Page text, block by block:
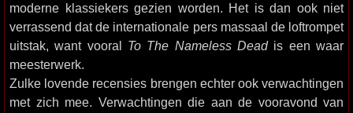
moderne klassiekers gezien worden. Het is dan ook niet
verrassend dat de internationale pers massaal de loftrompet
uitstak, want vooral To The Nameless Deadis een waar
meesterwerk.
Zulke lovende recensies brengen echter ook verwachtingen
met zich mee. Verwachtingen die aan de vooravond van